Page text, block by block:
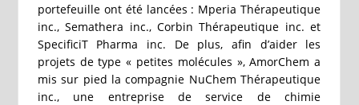
portefeuille ont été lancées : Mperia Thérapeutique
inc., Semathera inc., Corbin Thérapeutique inc. et
SpecificiT Pharma inc. De plus, afin d’aider les
projets de type « petites molécules », AmorChem a
mis sur pied la compagnie NuChem Thérapeutique
inc., une entreprise de service de chimie